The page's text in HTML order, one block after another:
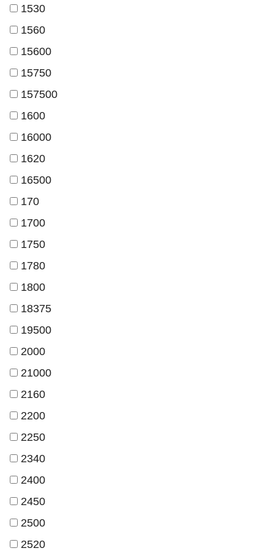
1530
1560
15600
15750
157500
1600
16000
1620
16500
170
1700
1750
1780
1800
18375
19500
2000
21000
2160
2200
2250
2340
2400
2450
2500
2520